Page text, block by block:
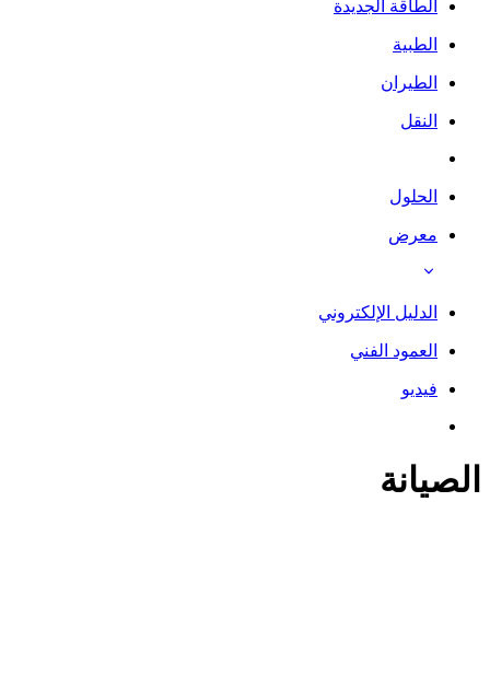
الطاقة الجديدة
الطبية
الطيران
النقل
الحلول
معرض
الدليل الإلكتروني
العمود الفني
فيديو
الصيانة